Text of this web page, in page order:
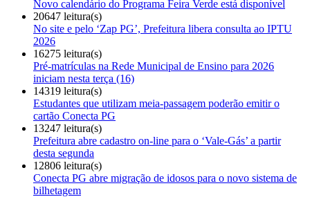
Novo calendário do Programa Feira Verde está disponível
20647 leitura(s)
No site e pelo ‘Zap PG’, Prefeitura libera consulta ao IPTU
2026
16275 leitura(s)
Pré-matrículas na Rede Municipal de Ensino para 2026
iniciam nesta terça (16)
14319 leitura(s)
Estudantes que utilizam meia-passagem poderão emitir o
cartão Conecta PG
13247 leitura(s)
Prefeitura abre cadastro on-line para o ‘Vale-Gás’ a partir
desta segunda
12806 leitura(s)
Conecta PG abre migração de idosos para o novo sistema de
bilhetagem